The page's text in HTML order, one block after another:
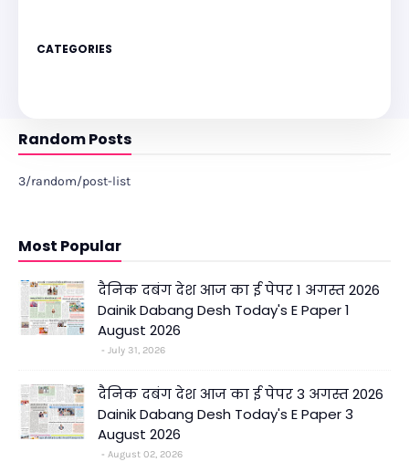
CATEGORIES
Random Posts
3/random/post-list
Most Popular
दैनिक दबंग देश आज का ई पेपर 1 अगस्त 2026
Dainik Dabang Desh Today's E Paper 1
August 2026
July 31, 2026
दैनिक दबंग देश आज का ई पेपर 3 अगस्त 2026
Dainik Dabang Desh Today's E Paper 3
August 2026
August 02, 2026